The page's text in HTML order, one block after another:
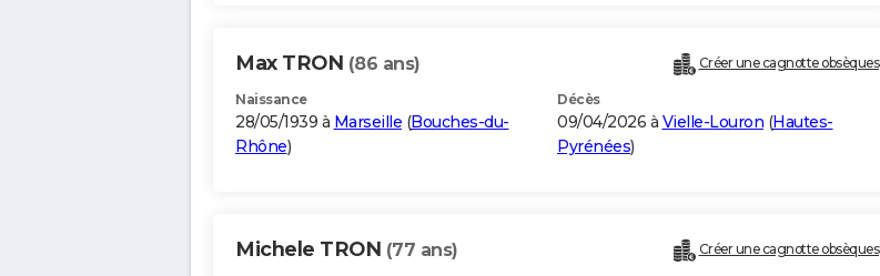
Max TRON (86 ans) Créer une cagnotte obsèques
Naissance
28/05/1939 à Marseille (Bouches-du-
Rhône)
Décès
09/04/2026 à Vielle-Louron (Hautes-
Pyrénées)
Michele TRON (77 ans) Créer une cagnotte obsèques